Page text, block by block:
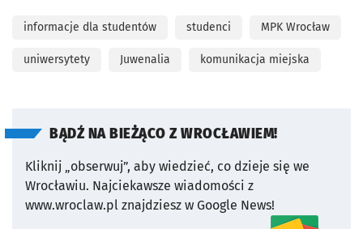
informacje dla studentów studenci MPK Wrocław
uniwersytety Juwenalia komunikacja miejska
BĄDŹ NA BIEŻĄCO Z WROCŁAWIEM!
Kliknij „obserwuj”, aby wiedzieć, co dzieje się we
Wrocławiu. Najciekawsze wiadomości z
www.wroclaw.pl znajdziesz w Google News!